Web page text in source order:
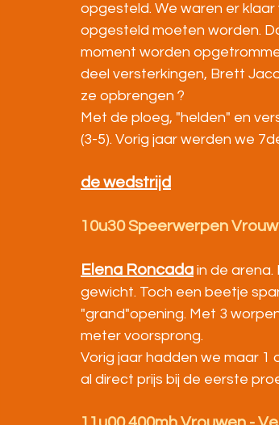
opgesteld. We waren er
opgesteld moeten worden.
moment worden
deel versterkingen, Brett
ze opbrengen ?
Met de ploeg, "helden" en
(3-5). Vorig jaar werden we
de wedstrijd
10u30 Speerwerpen
Elena Roncada in de arena.
gewicht. Toch een beetje
"grand"opening. Met 3
meter voorsprong.
Vorig jaar hadden we maar 1
al direct prijs bij de eerste